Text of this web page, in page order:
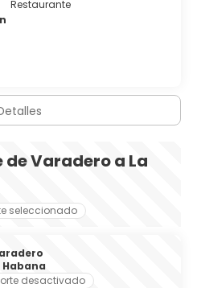
Restaurante
Varadero a La
seleccionado
Habana
desactivado